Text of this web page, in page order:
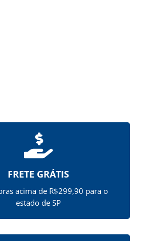

FRETE GRÁTIS
acima de R$299,90 para o
estado de SP